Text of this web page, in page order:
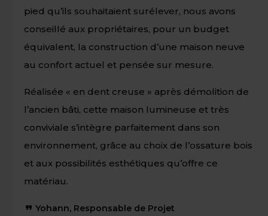
pied qu’ils souhaitaient surélever, nous avons
conseillé aux propriétaires, pour un budget
équivalent, la construction d’une maison neuve
au confort actuel et pensée sur mesure.
Réalisée « en dent creuse » après démolition de
l’ancien bâti, cette maison lumineuse et très
conviviale s’intègre parfaitement dans son
environnement, grâce au choix de l’ossature bois
et aux possibilités esthétiques qu’offre ce
matériau.
Yohann, Responsable de Projet